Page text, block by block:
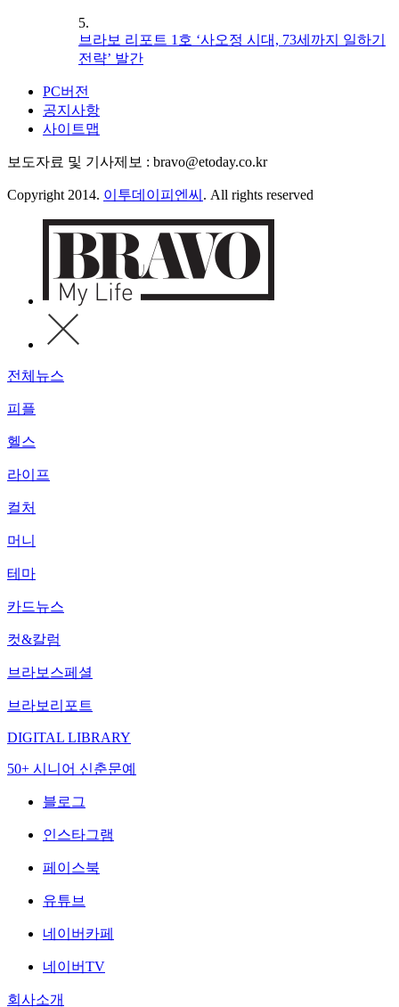
5.
브라보 리포트 1호 ‘사오정 시대, 73세까지 일하기
전략’ 발간
PC버전
공지사항
사이트맵
보도자료 및 기사제보 : bravo@etoday.co.kr
Copyright 2014. 이투데이피엔씨 . All rights reserved
전체뉴스
피플
헬스
라이프
컬처
머니
테마
카드뉴스
컷&칼럼
브라보스페셜
브라보리포트
DIGITAL LIBRARY
50+ 시니어 신춘문예
블로그
인스타그램
페이스북
유튜브
네이버카페
네이버TV
회사소개